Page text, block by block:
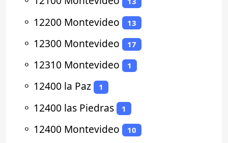
⚬ 12200 Montevideo 13
⚬ 12300 Montevideo 17
⚬ 12310 Montevideo 1
⚬ 12400 la Paz 1
⚬ 12400 las Piedras 1
⚬ 12400 Montevideo 10